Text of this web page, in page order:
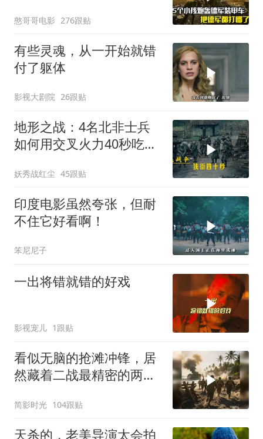
憨哥哥电影 276跟贴
有些灵魂，从一开始就错
付了躯体
影视大剧院 26跟贴
地形之战：4名北非士兵
如何用交叉火力40秒吃掉
妖秀战红尘 45跟贴
印度电影虽然夸张，但耐
不住它好看啊！
笨尼尼子
一出将错就错的好戏
影视宠儿 1跟贴
看似无脑的抢滩冲锋，居
然藏着二战最精密的两栖
简影时光 104跟贴
天杀的，老美导演太会拍